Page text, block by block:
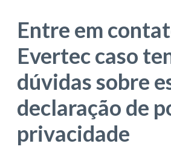
Entre em
Evertec caso
dúvidas sobre
declaração de
privacidade